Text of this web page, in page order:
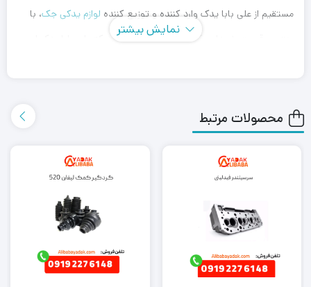
مستقیم از علی بابا یدک وارد کننده و توزیع کننده لوازم یدکی جک، با
بهترین قیمت خریداری کنید. توجه داشته باشید که علی بابا یدک این
همچنین می توانید علاوه بر خرید جلو پنجره جک S3، سایر
کارشناسان فروش ما تماس بگیرید.
نمایش بیشتر
محصولات مرتبط